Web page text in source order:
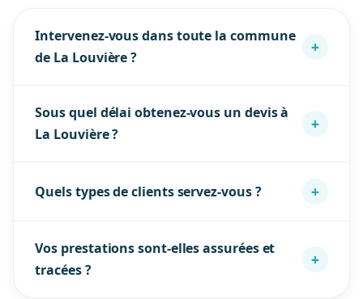
Intervenez-vous dans toute la commune
de La Louvière ?
+
Houdeng-Goegnies, Houdeng-Aimeries, Saint-
Vaast, Haine-Saint-Paul… — ainsi que les
Sous quel délai obtenez-vous un devis à
La Louvière ?
+
demande. À 20 min de notre base montoise : la
Quels types de clients servez-vous ? +
médicales, commerces, chantiers et particuliers à
La Louvière et dans le Hainaut.
Vos prestations sont-elles assurées et
tracées ?
+